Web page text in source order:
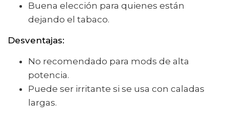
Buena elección para quienes están
dejando el tabaco.
Desventajas:
No recomendado para mods de alta
potencia.
Puede ser irritante si se usa con caladas
largas.